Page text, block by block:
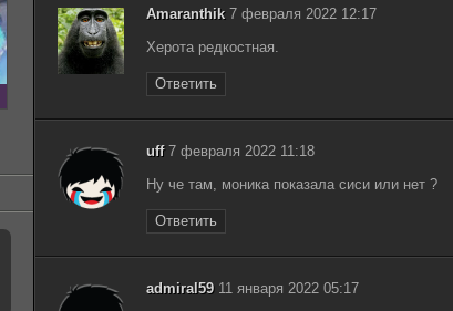
Amaranthik7 февраля 2022 12:17
Херота редкостная.
Ответить
uff7 февраля 2022 11:18
Ну че там, моника показала сиси или нет ?
Ответить
admiral5911 января 2022 05:17